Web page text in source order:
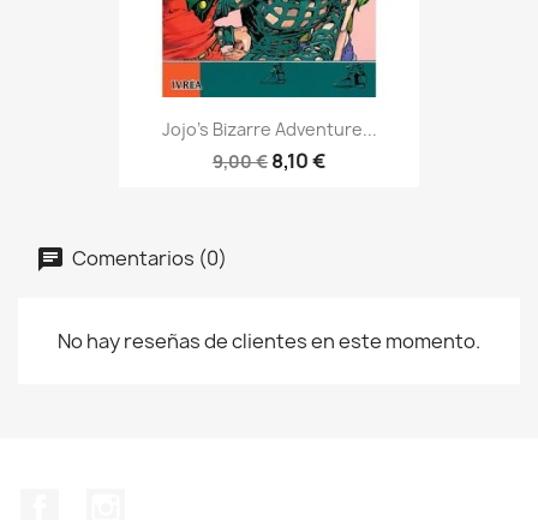
Jojo's Bizarre Adventure...
9,00 € 8,10 €
Comentarios (0)
No hay reseñas de clientes en este momento.